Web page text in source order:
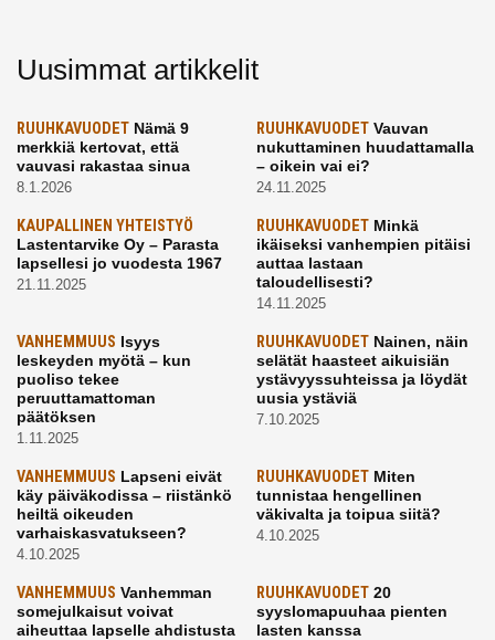
Uusimmat artikkelit
RUUHKAVUODET Nämä 9
merkkiä kertovat, että
vauvasi rakastaa sinua
8.1.2026
RUUHKAVUODETVauvan
nukuttaminen huudattamalla
– oikein vai ei?
24.11.2025
KAUPALLINEN YHTEISTYÖ
Lastentarvike Oy – Parasta
lapsellesi jo vuodesta 1967
21.11.2025
RUUHKAVUODETMinkä
ikäiseksi vanhempien pitäisi
auttaa lastaan
taloudellisesti?
14.11.2025
VANHEMMUUS Isyys
leskeyden myötä – kun
puoliso tekee
peruuttamattoman
päätöksen
1.11.2025
RUUHKAVUODETNainen, näin
selätät haasteet aikuisiän
ystävyyssuhteissa ja löydät
uusia ystäviä
7.10.2025
VANHEMMUUS Lapseni eivät
käy päiväkodissa – riistänkö
heiltä oikeuden
varhaiskasvatukseen?
4.10.2025
RUUHKAVUODETMiten
tunnistaa hengellinen
väkivalta ja toipua siitä?
4.10.2025
VANHEMMUUS Vanhemman
somejulkaisut voivat
aiheuttaa lapselle ahdistusta
RUUHKAVUODET20
syyslomapuuhaa pienten
lasten kanssa